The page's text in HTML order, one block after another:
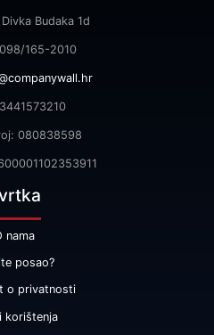
Budaka 1d
165-2010
080838598
nama
posao?
o privatnosti
korištenja